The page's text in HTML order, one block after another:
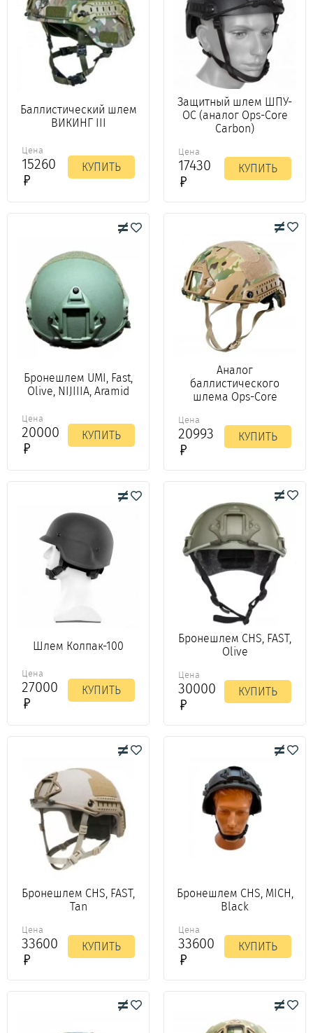
Баллистический шлем
ВИКИНГ III
Цена
15260 КУПИТЬ
Защитный шлем ШПУ-
ОС (аналог Ops-Core
Carbon)
Цена
17430 КУПИТЬ
Бронешлем UMI, Fast,
Olive, NIJIIIA, Aramid
Цена
20000 КУПИТЬ
Аналог
баллистического
шлема Ops-Core
Цена
20993 КУПИТЬ
Шлем Колпак-100
Цена
27000 КУПИТЬ
Бронешлем CHS, FAST,
Olive
Цена
30000 КУПИТЬ
Бронешлем CHS, FAST,
Tan
Цена
33600 КУПИТЬ
Бронешлем CHS, MICH,
Black
Цена
33600 КУПИТЬ